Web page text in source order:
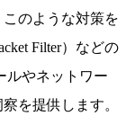
のような対策を
Filter）などの
ルやネットワー
を提供します。